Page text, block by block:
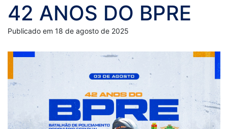
42 ANOS DO BPRE
Publicado em 18 de agosto de 2025